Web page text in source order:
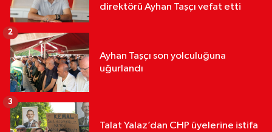
direktörü Ayhan Taşçı vefat etti
Ayhan Taşçı son yolculuğuna
uğurlandı
2
Talat Yalaz’dan CHP üyelerine istifa
3